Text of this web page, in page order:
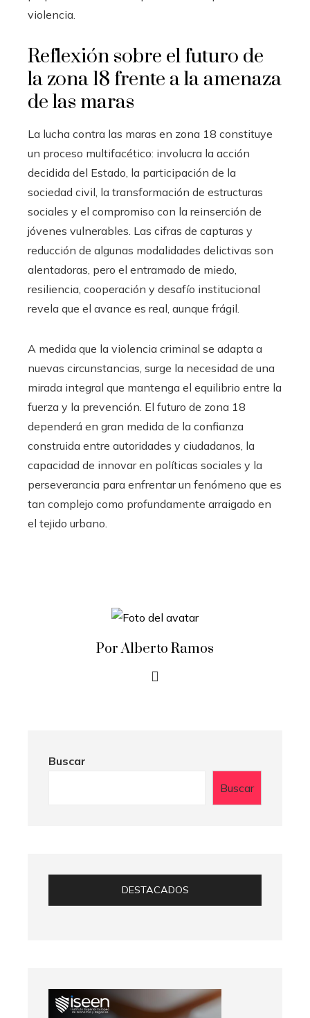
violencia.
Reflexión sobre el futuro de
la zona 18 frente a la amenaza
de las maras
La lucha contra las maras en zona 18 constituye
un proceso multifacético: involucra la acción
decidida del Estado, la participación de la
sociedad civil, la transformación de estructuras
sociales y el compromiso con la reinserción de
jóvenes vulnerables. Las cifras de capturas y
reducción de algunas modalidades delictivas son
alentadoras, pero el entramado de miedo,
resiliencia, cooperación y desafío institucional
revela que el avance es real, aunque frágil.
A medida que la violencia criminal se adapta a
nuevas circunstancias, surge la necesidad de una
mirada integral que mantenga el equilibrio entre la
fuerza y la prevención. El futuro de zona 18
dependerá en gran medida de la confianza
construida entre autoridades y ciudadanos, la
capacidad de innovar en políticas sociales y la
perseverancia para enfrentar un fenómeno que es
tan complejo como profundamente arraigado en
el tejido urbano.
Por Alberto Ramos
Buscar
Buscar
DESTACADOS